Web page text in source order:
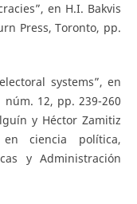
en H.I. Bakvis
Press, Toronto, pp.
systems”, en
12, pp. 239-260
y Héctor Zamitiz
en ciencia política,
y Administración